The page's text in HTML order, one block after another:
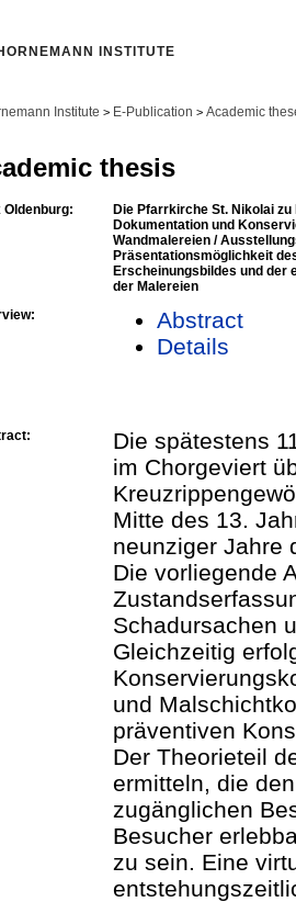
INSTITUTE
Institute > E-Publication > Academic
thesis
Oldenburg:
Die Pfarrkirche St. Nikolai
Dokumentation und
Wandmalereien /
Präsentationsmöglichkeit
Erscheinungsbildes und der
der Malereien
Abstract
Details
Die spätestens
im Chorgeviert
Mitte des 13.
neunziger Jahre
Die vorliegende
Schadursachen
Gleichzeitig
und
präventiven
Der Theorieteil
ermitteln, die
zugänglichen
Besucher
zu sein. Eine